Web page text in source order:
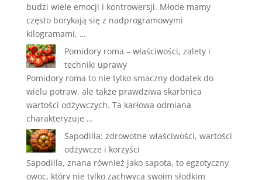
budzi wiele emocji i kontrowersji. Młode mamy
często borykają się z nadprogramowymi
kilogramami, …
Pomidory roma – właściwości, zalety i
techniki uprawy
Pomidory roma to nie tylko smaczny dodatek do
wielu potraw, ale także prawdziwa skarbnica
wartości odżywczych. Ta karłowa odmiana
charakteryzuje …
Sapodilla: zdrowotne właściwości, wartości
odżywcze i korzyści
Sapodilla, znana również jako sapota, to egzotyczny
owoc, który nie tylko zachwyca swoim słodkim